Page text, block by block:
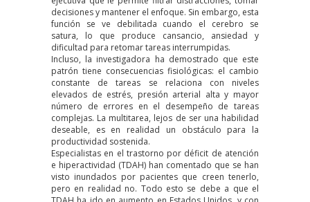
decisiones y mantener el enfoque. Sin embargo, esta
función se ve debilitada cuando el cerebro se
satura, lo que produce cansancio, ansiedad y
dificultad para retomar tareas interrumpidas.
Incluso, la investigadora ha demostrado que este
patrón tiene consecuencias fisiológicas: el cambio
constante de tareas se relaciona con niveles
elevados de estrés, presión arterial alta y mayor
número de errores en el desempeño de tareas
complejas. La multitarea, lejos de ser una habilidad
deseable, es en realidad un obstáculo para la
productividad sostenida.
Especialistas en el trastorno por déficit de atención
e hiperactividad (TDAH) han comentado que se han
visto inundados por pacientes que creen tenerlo,
pero en realidad no. Todo esto se debe a que el